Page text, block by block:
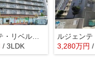
ルジェンテ・リベル六甲道 オーナーチェンジ物件
/ 3LDK 3,280万円